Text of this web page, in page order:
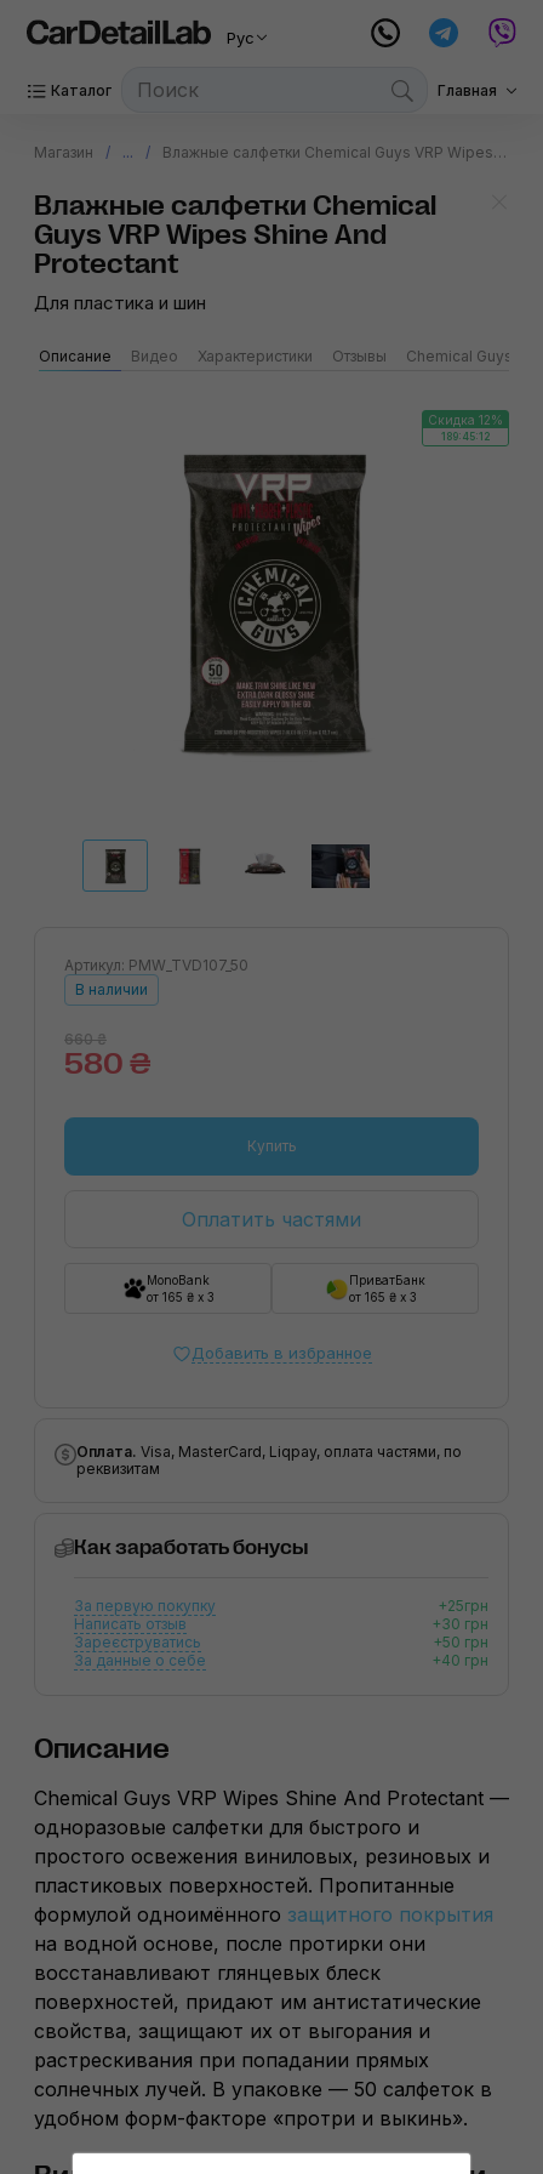
Рус
Каталог Главная
Магазин ... Влажные салфетки Chemical Guys VRP Wipes Shine And Protectant
Влажные салфетки Chemical
Guys VRP Wipes Shine And
Protectant
Для пластика и шин
Описание Видео Характеристики Отзывы Chemical Guys
Скидка 12%
189:45:12
Артикул: PMW_TVD107_50
В наличии
660 ₴
580 ₴
Купить
Оплатить частями
MonoBank
от 165 ₴ x 3
ПриватБанк
от 165 ₴ x 3
Добавить в избранное
Оплата. Visa, MasterCard, Liqpay, оплата частями, по
реквизитам
Как заработать бонусы
За первую покупку
+25грн
Написать отзыв
+30 грн
Зареєструватись
+50 грн
За данные о себе
+40 грн
Описание
Chemical Guys VRP Wipes Shine And Protectant —
одноразовые салфетки для быстрого и
простого освежения виниловых, резиновых и
пластиковых поверхностей. Пропитанные
формулой одноимённого защитного покрытия
на водной основе, после протирки они
восстанавливают глянцевых блеск
поверхностей, придают им антистатические
свойства, защищают их от выгорания и
растрескивания при попадании прямых
солнечных лучей. В упаковке — 50 салфеток в
удобном форм-факторе «протри и выкинь».